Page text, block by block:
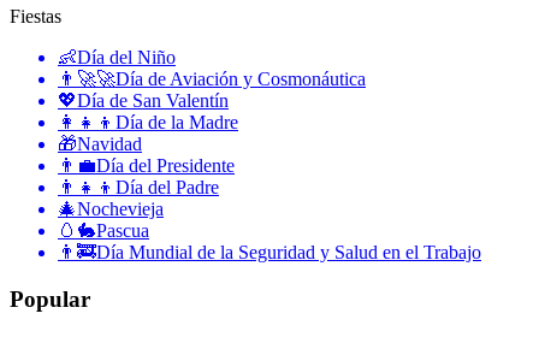
Fiestas
👶Día del Niño
👨‍🚀🚀Día de Aviación y Cosmonáutica
💖Día de San Valentín
👩‍👧‍👦 Día de la Madre
🎁Navidad
👨‍💼Día del Presidente
👨‍👧‍👦 Día del Padre
🎄Nochevieja
🥚🐇Pascua
👨‍🚒Día Mundial de la Seguridad y Salud en el Trabajo
Popular